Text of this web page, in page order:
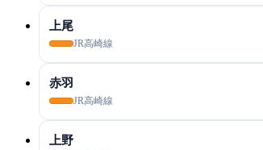
上尾
JR高崎線
赤羽
JR高崎線
上野